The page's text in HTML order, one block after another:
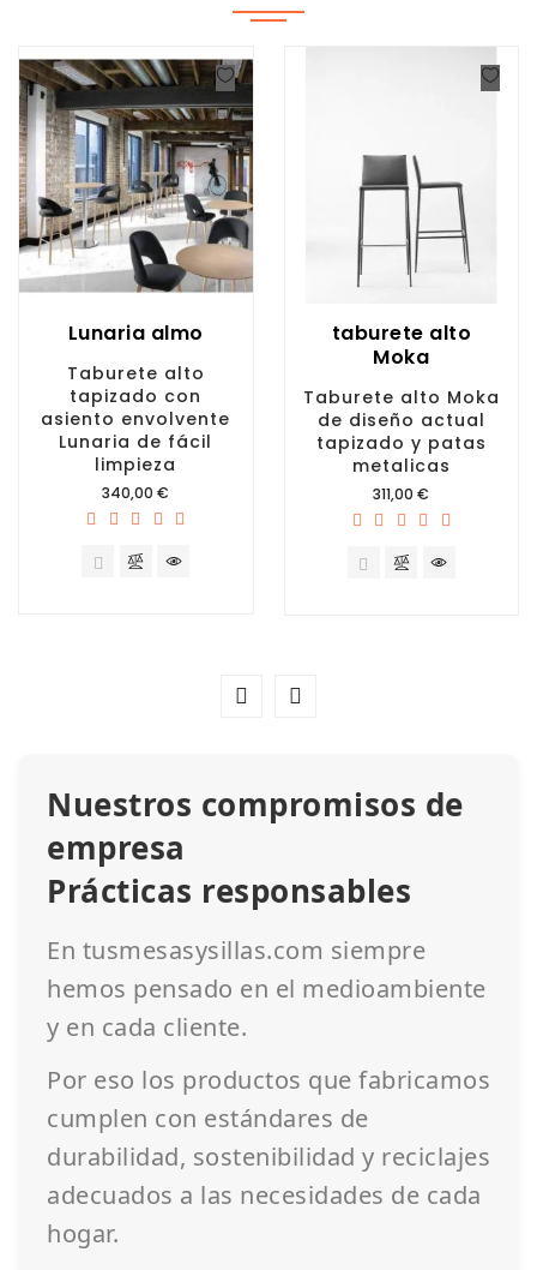
Lunaria almo
Taburete alto
tapizado con
asiento envolvente
Lunaria de fácil
limpieza
Precio
340,00 €
taburete alto
Moka
Taburete alto Moka
de diseño actual
tapizado y patas
metalicas
Precio
311,00 €
Nuestros compromisos de
empresa
Prácticas responsables
En tusmesasysillas.com siempre
hemos pensado en el medioambiente
y en cada cliente.
Por eso los productos que fabricamos
cumplen con estándares de
durabilidad, sostenibilidad y reciclajes
adecuados a las necesidades de cada
hogar.